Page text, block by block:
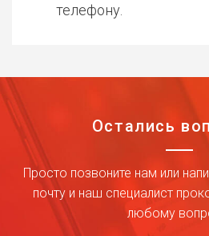
телефону.
Остались
Просто позвоните нам или
почту и наш специалист
любому